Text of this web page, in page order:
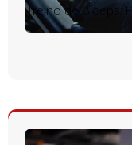
Treino de Bíceps: